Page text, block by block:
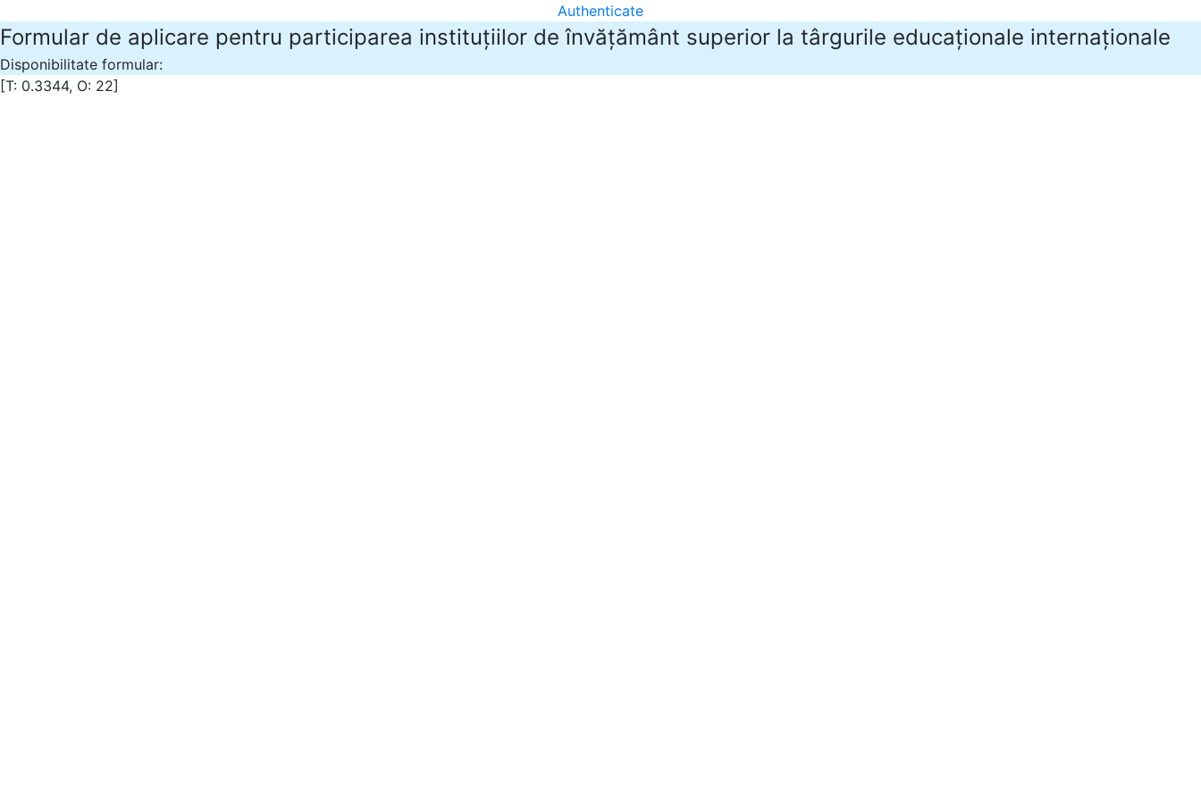
Authenticate
Formular de aplicare pentru participarea instituțiilor de învățământ superior la târgurile educaționale internaționale
Disponibilitate formular:
[T: 0.3344, O: 22]